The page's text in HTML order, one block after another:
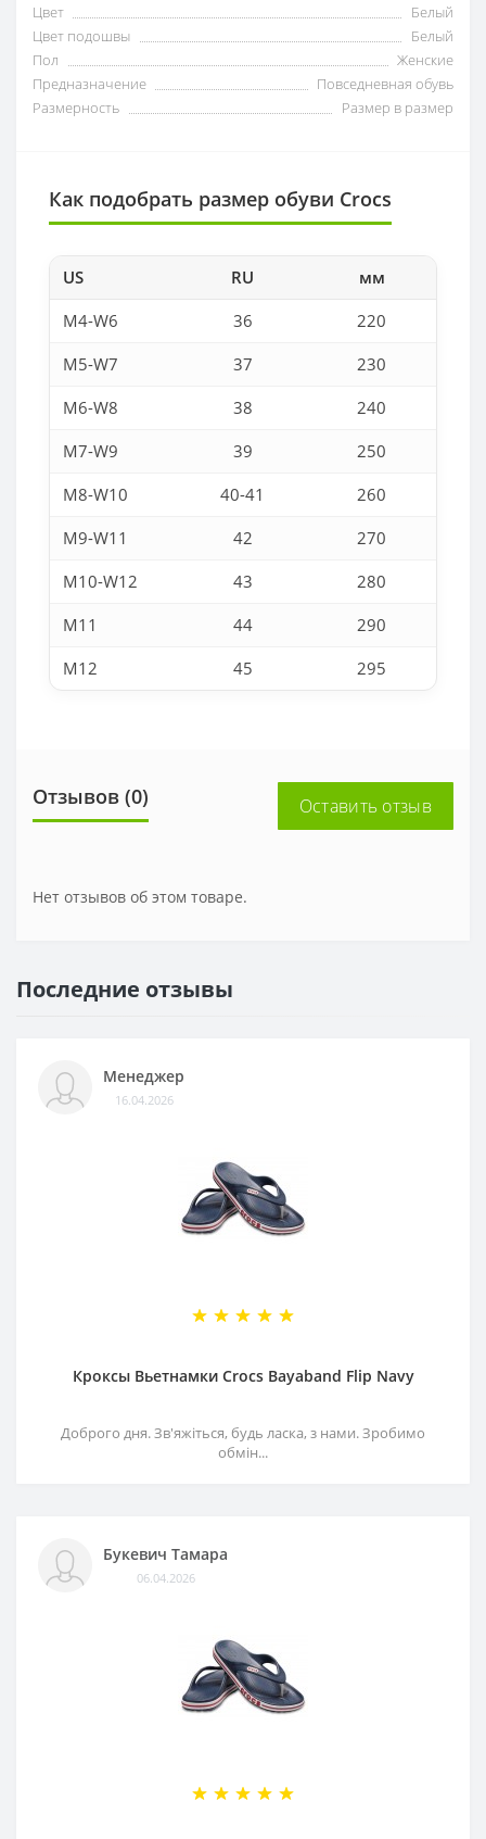
Цвет
Белый
Цвет подошвы
Белый
Пол
Женские
Предназначение
Повседневная обувь
Размерность
Размер в размер
Как подобрать размер обуви Crocs
US RU
мм
M4-W6
36
220
M5-W7
37
230
M6-W8
38
240
M7-W9
39
250
M8-W10
40-41
260
M9-W11
42
270
M10-W12
43
280
M11
44
290
M12
45 295
Отзывов (0) Оставить отзыв
Нет отзывов об этом товаре.
Последние отзывы
Менеджер
16.04.2026
Кроксы Вьетнамки Crocs Bayaband Flip Navy
Доброго дня. Зв'яжіться, будь ласка, з нами. Зробимо
обмін...
Букевич Тамара
06.04.2026